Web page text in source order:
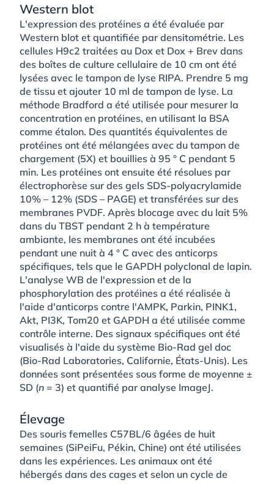
Western blot
L'expression des protéines a été évaluée par
Western blot et quantifiée par densitométrie. Les
cellules H9c2 traitées au Dox et Dox + Brev dans
des boîtes de culture cellulaire de 10 cm ont été
lysées avec le tampon de lyse RIPA. Prendre 5 mg
de tissu et ajouter 10 ml de tampon de lyse. La
méthode Bradford a été utilisée pour mesurer la
concentration en protéines, en utilisant la BSA
comme étalon. Des quantités équivalentes de
protéines ont été mélangées avec du tampon de
chargement (5X) et bouillies à 95 ° C pendant 5
min. Les protéines ont ensuite été résolues par
électrophorèse sur des gels SDS-polyacrylamide
10% – 12% (SDS – PAGE) et transférées sur des
membranes PVDF. Après blocage avec du lait 5%
dans du TBST pendant 2 h à température
ambiante, les membranes ont été incubées
pendant une nuit à 4 ° C avec des anticorps
spécifiques, tels que le GAPDH polyclonal de lapin.
L'analyse WB de l'expression et de la
phosphorylation des protéines a été réalisée à
l'aide d'anticorps contre l'AMPK, Parkin, PINK1,
Akt, PI3K, Tom20 et GAPDH a été utilisée comme
contrôle interne. Des signaux spécifiques ont été
visualisés à l'aide du système Bio-Rad gel doc
(Bio-Rad Laboratories, Californie, États-Unis). Les
données sont présentées sous forme de moyenne ±
SD (n = 3) et quantifié par analyse ImageJ.
Élevage
Des souris femelles C57BL/6 âgées de huit
semaines (SiPeiFu, Pékin, Chine) ont été utilisées
dans les expériences. Les animaux ont été
hébergés dans des cages et selon un cycle de